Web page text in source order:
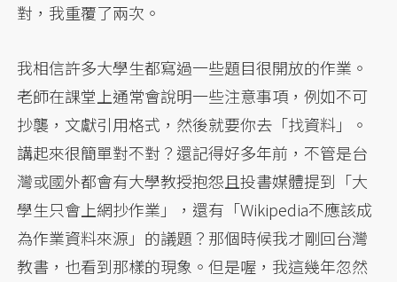
對，我重覆了兩次。
我相信許多大學生都寫過一些題目很開放的作業。
老師在課堂上通常會說明一些注意事項，例如不可
抄襲，文獻引用格式，然後就要你去「找資料」。
講起來很簡單對不對？還記得好多年前，不管是台
灣或國外都會有大學教授抱怨且投書媒體提到「大
學生只會上網抄作業」，還有「Wikipedia不應該成
為作業資料來源」的議題？那個時候我才剛回台灣
教書，也看到那樣的現象。但是喔，我這幾年忽然